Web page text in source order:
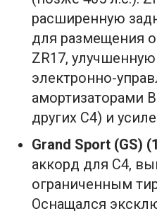
расширенную
для размещения
ZR17,
электронно-
амортизаторами
других C4) и
Grand Sport (GS)
аккорд для C4,
ограниченным
Оснащался